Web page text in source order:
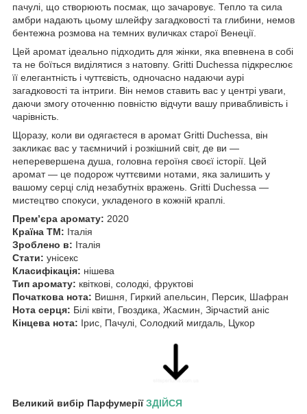
пачулі, що створюють посмак, що зачаровує. Тепло та сила
амбри надають цьому шлейфу загадковості та глибини, немов
бентежна розмова на темних вуличках старої Венеції.
Цей аромат ідеально підходить для жінки, яка впевнена в собі
та не боїться виділятися з натовпу. Gritti Duchessa підкреслює
її елегантність і чуттєвість, одночасно надаючи аурі
загадковості та інтриги. Він немов ставить вас у центрі уваги,
даючи змогу оточенню повністю відчути вашу привабливість і
чарівність.
Щоразу, коли ви одягаєтеся в аромат Gritti Duchessa, він
закликає вас у таємничий і розкішний світ, де ви —
неперевершена душа, головна героїня своєї історії. Цей
аромат — це подорож чуттєвими нотами, яка залишить у
вашому серці слід незабутніх вражень. Gritti Duchessa —
мистецтво спокуси, укладеного в кожній краплі.
Прем’єра аромату: 2020
Країна ТМ: Італія
Зроблено в: Італія
Стати: унісекс
Класифікація: нішева
Тип аромату: квіткові, солодкі, фруктові
Початкова нота: Вишня, Гиркий апельсин, Персик, Шафран
Нота серця: Білі квіти, Гвоздика, Жасмин, Зірчастий аніс
Кінцева нота: Ірис, Пачулі, Солодкий мигдаль, Цукор
Великий вибір ПарфумеріїЗДІЙСЯ